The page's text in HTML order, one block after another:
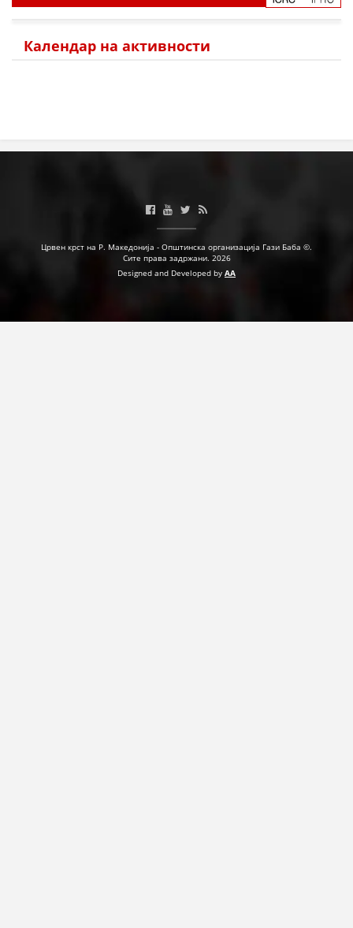
Календар на активности
Црвен крст на Р. Македонија - Општинска организација Гази Баба ©.
Сите права задржани. 2026
Designed and Developed by AA